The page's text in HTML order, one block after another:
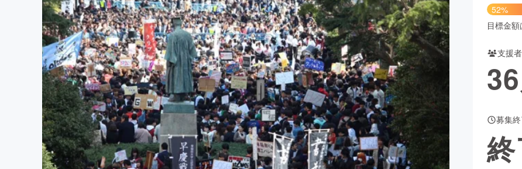
映像・映画 書籍・雑誌出版 アニメ・漫画
ビジネス・起業 チャレンジ ビューティー・ヘルス
まちづくり・地域活性化
CAMPFIRE for Social GoodCAMPFIRE Creation
CAMPFIREふるさと納税machi-ya コミュニティ
52%
目標金
支援
36
募集
終